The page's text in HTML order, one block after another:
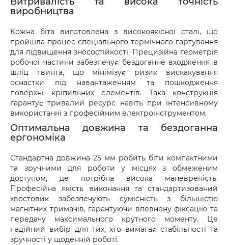
доставки.
виробництва
Кожна біта виготовлена з високоякісної сталі, що
пройшла процес спеціального термічного гартування
для підвищення зносостійкості. Прецизійна геометрія
робочої частини забезпечує бездоганне входження в
шліц гвинта, що мінімізує ризик вискакування
оснастки під навантаженням та пошкодження
поверхні кріпильних елементів. Така конструкція
гарантує тривалий ресурс навіть при інтенсивному
використанні з професійним електроінструментом.
Оптимальна довжина та бездоганна
ергономіка
Стандартна довжина 25 мм робить біти компактними
та зручними для роботи у місцях з обмеженим
доступом, де потрібна висока маневреність.
Професійна якість виконання та стандартизований
хвостовик забезпечують сумісність з більшістю
магнітних тримачів, гарантуючи впевнену фіксацію та
передачу максимального крутного моменту. Це
надійний вибір для тих, хто вимагає стабільності та
зручності у щоденній роботі.